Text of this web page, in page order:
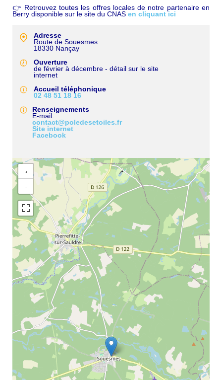
👉 Retrouvez toutes les offres locales de notre partenaire en
Berry disponible sur le site du CNAS en cliquant ici
Adresse
Route de Souesmes
18330 Nançay
Ouverture
de février à décembre - détail sur le site
internet
Accueil téléphonique
02 48 51 18 16
Renseignements
E-mail
contact@poledesetoiles.fr
Site internet
Facebook
+
−